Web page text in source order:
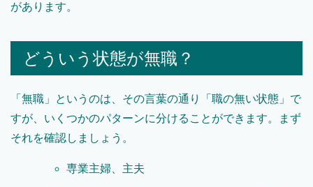
があります。
どういう状態が無職？
「無職」というのは、その言葉の通り「職の無い状態」で
すが、いくつかのパターンに分けることができます。まず
それを確認しましょう。
専業主婦、主夫